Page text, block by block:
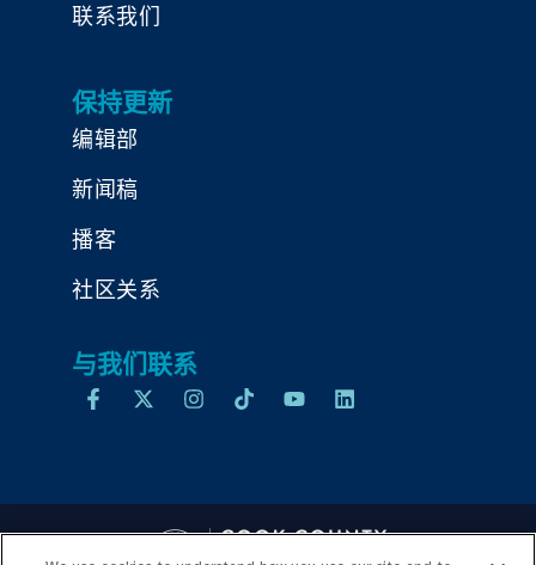
联系我们
保持更新
编辑部
新闻稿
播客
社区关系
与我们联系